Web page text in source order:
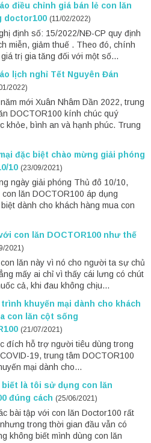
điều chỉnh giá bán lẻ con lăn
doctor100 (11/02/2022)
định số: 15/2022/NĐ-CP quy định
miễn, giảm thuế . Theo đó, chính
trị gia tăng đối với một số...
lịch nghỉ Tết Nguyên Đán
2022)
mới Xuân Nhâm Dần 2022, trung
DOCTOR100 kính chúc quý
khỏe, bình an và hạnh phúc. Trung
đặc biệt chào mừng giải phóng
10 (23/09/2021)
ngày giải phóng Thủ đô 10/10,
con lăn DOCTOR100 áp dụng
dành cho khách hàng mua con
con lăn DOCTOR100 như thế
2021)
lăn này vì nó cho người ta sự chủ
mấy ai chỉ vì thấy cái lưng có chút
cả, khi đau không chịu...
khuyến mại dành cho khách
con lăn cột sống
(21/07/2021)
đích hỗ trợ người tiêu dùng trong
19, trung tâm DOCTOR100
mại dành cho...
biết là tôi sử dụng con lăn
đúng cách (25/06/2021)
bài tập với con lăn Doctor100 rất
trong thời gian đầu vẫn có
không biết mình dùng con lăn